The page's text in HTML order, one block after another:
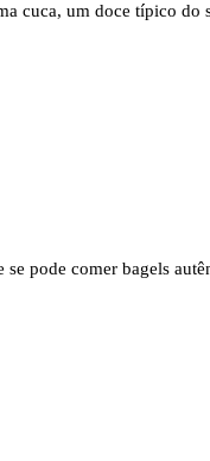
cuca, um doce típico
pode comer bagels